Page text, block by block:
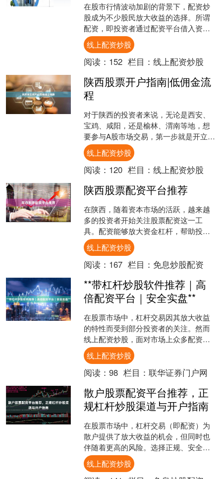
在股市行情波动加剧的背景下，配资炒
股成为不少股民放大收益的选择。所谓
配资，即投资者通过配资平台借入资
金，以自有资金作为保证金，获得数倍
于本金的交易额度。这种模式....
线上配资炒股
阅读： 152 栏目： 线上配资炒股
陕西股票开户指南|低佣金流
程
对于陕西的投资者来说，无论是西安、
宝鸡、咸阳，还是榆林、渭南等地，想
要参与A股市场交易，第一步就是开立一
个合适的证券账户。本文将为您详细梳
理陕西股票开户的完整流....
线上配资炒股
阅读： 120 栏目： 线上配资炒股
陕西股票配资平台推荐
在陕西，随着资本市场的活跃，越来越
多的投资者开始关注股票配资这一工
具。配资能够放大资金杠杆，帮助投资
者在市场波动中抓住更多机会。但面对
众多平台，如何选择一家安全....
线上配资炒股
阅读： 167 栏目： 免息炒股配资
**带杠杆炒股软件推荐｜高
倍配资平台｜安全实盘**
在股票市场中，杠杆交易因其放大收益
的特性而受到部分投资者的关注。然而
线上配资炒股，面对市场上众多配资平
台与炒股软件，如何筛选出真正安全、
实盘且支持高倍杠杆的工具....
线上配资炒股
阅读： 98 栏目： 联华证券门户网
散户股票配资平台推荐，正
规杠杆炒股渠道与开户指南
在股票市场中，杠杆交易（即配资）为
散户提供了放大收益的机会，但同时也
伴随着更高的风险。选择正规、安全的
配资平台至关重要。本文将为您推荐可
靠的杠杆炒股渠道线上配资....
线上配资炒股